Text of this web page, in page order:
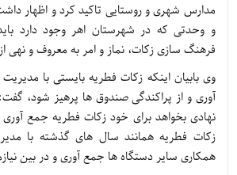
مدارس شهری و روستایی تاکید کرد و اظهار
و وحدتی که در شهرستان اهر وجود دارد
فرهنگ سازی زکات، نماز و امر به معروف و نهی
وی بابیان اینکه زکات فطریه بایستی با
آوری و از پراکندگی صندوق ها پرهیز شود،
نهادی بخواهد برای خود زکات فطریه جمع
زکات فطریه همانند سال های گذشته با
همکاری سایر دستگاه ها جمع آوری و در بین